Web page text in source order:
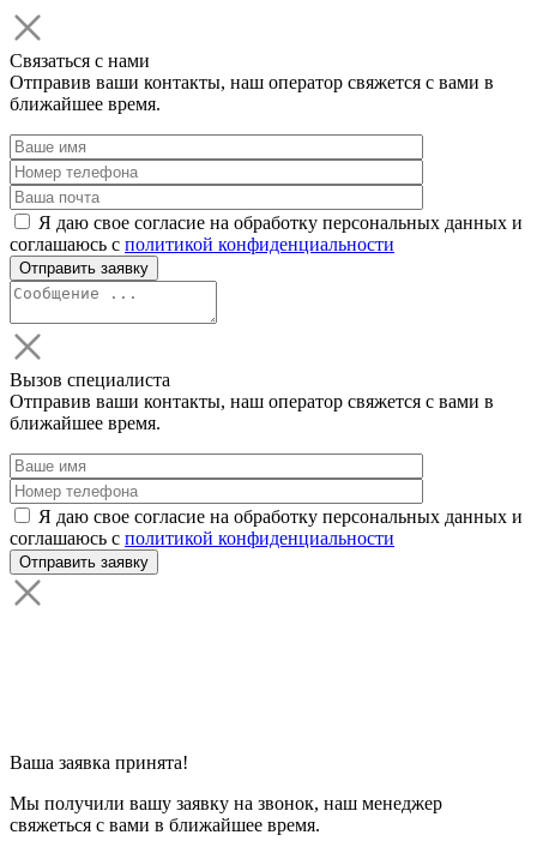
Связаться с нами
Отправив ваши контакты, наш оператор свяжется с вами в
ближайшее время.
Я даю свое согласие на обработку персональных данных и
соглашаюсь с политикой конфиденциальности
Вызов специалиста
Отправив ваши контакты, наш оператор свяжется с вами в
ближайшее время.
Я даю свое согласие на обработку персональных данных и
соглашаюсь с политикой конфиденциальности
Ваша заявка принята!
Мы получили вашу заявку на звонок, наш менеджер
свяжеться с вами в ближайшее время.